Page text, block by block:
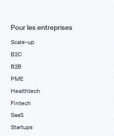
Pour les entreprises
Scale-up
B2C
B2B
PME
Healthtech
Fintech
SaaS
Startups